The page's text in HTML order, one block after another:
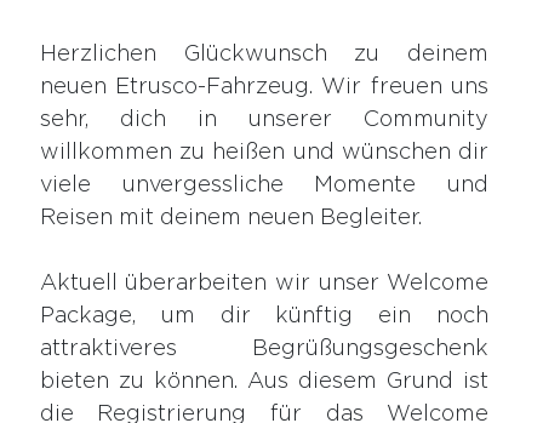
Herzlichen Glückwunsch zu deinem
neuen Etrusco-Fahrzeug. Wir freuen uns
sehr, dich in unserer Community
willkommen zu heißen und wünschen dir
viele unvergessliche Momente und
Reisen mit deinem neuen Begleiter.
Aktuell überarbeiten wir unser Welcome
Package, um dir künftig ein noch
attraktiveres Begrüßungsgeschenk
bieten zu können. Aus diesem Grund ist
die Registrierung für das Welcome